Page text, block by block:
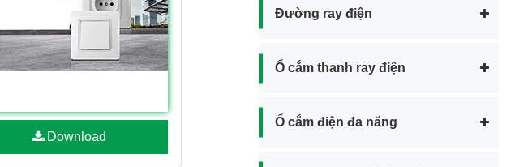
Download
Đường ray điện
Ổ cắm thanh ray điện
Ổ cắm điện đa năng